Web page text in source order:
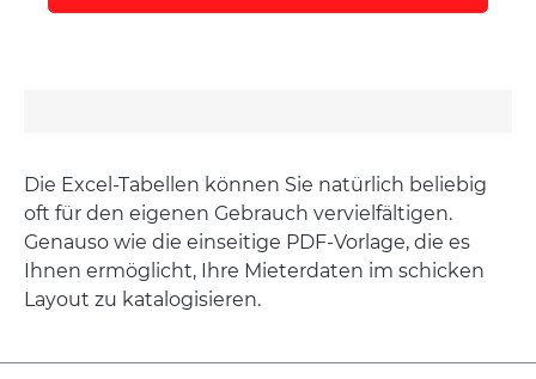
Die Excel-Tabellen können Sie natürlich beliebig
oft für den eigenen Gebrauch vervielfältigen.
Genauso wie die einseitige PDF-Vorlage, die es
Ihnen ermöglicht, Ihre Mieterdaten im schicken
Layout zu katalogisieren.